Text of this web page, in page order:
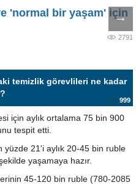
→
'normal bir yaşam' için
2791
temizlik görevlileri ne kadar
999
için aylık ortalama 75 bin 900
tespit etti.
yüzde 21'i aylık 20-45 bin ruble
yaşamaya hazır.
45-120 bin ruble (780-2085